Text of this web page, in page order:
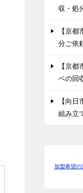
収・処
【京
分ご依
【京
ベの回
【向
組み立
加盟希望